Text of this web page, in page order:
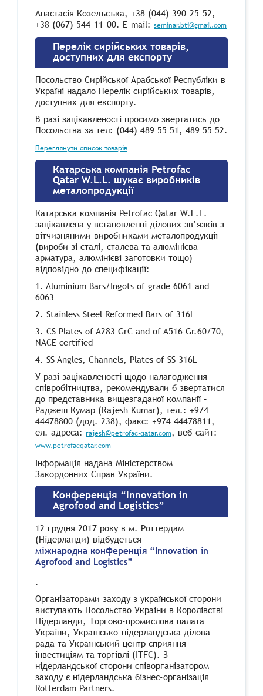
Анастасія Козелъсъка, +38 (044) 390-25-52,
+38 (067) 544-11-00. E-mail: seminar.bti@gmail.com
Перелік сирійських товарів,
доступних для експорту
Посольство Сирійської Арабської Республіки в
Україні надало Перелік сирійських товарів,
доступних для експорту.
В разі зацікавленості просимо звертатись до
Посольства за тел: (044) 489 55 51, 489 55 52.
Переглянути список товарів
Катарська компанія Petrofac
Qatar W.L.L. шукає виробників
металопродукції
Катарська компанія Petrofac Qatar W.L.L.
зацікавлена у встановленні ділових зв’язків з
вітчизняними виробниками металопродукції
(вироби зі сталі, сталева та алюмінієва
арматура, алюмінієві заготовки тощо)
відповідно до специфікації:
1. Aluminium Bars/Ingots of grade 6061 and
6063
2. Stainless Steel Reformed Bars of 316L
3. CS Plates of A283 GrC and of A516 Gr.60/70,
NACE certified
4. SS Angles, Channels, Plates of SS 316L
У разі зацікавленості щодо налагодження
співробітництва, рекомендували б звертатися
до представника вищезгаданої компанії –
Раджеш Кумар (Rajesh Kumar), тел.: +974
44478800 (дод. 238), факс: +974 44478811,
ел. адреса: rajesh@petrofac-qatar.com, веб-сайт:
www.petrofacqatar.com
Інформація надана Міністерством
Закордонних Справ України.
Конференція “Innovation in
Agrofood and Logistics”
12 грудня 2017 року в м. Роттердам
(Нiдерланди) відбудеться
міжнародна конференція “Innovation in
Agrofood and Logistics”
.
Організаторами заходу з української сторони
виступають Посольство Украiни в Королiвствi
Нiдерланди, Торгово-промислова палата
Украiни, Українсько-нiдерландська дiлова
рада та Український центр сприяння
iнвестицiям та торгiвлi (ITFC). З
нiдерландської сторони спiворганiзатором
заходу є нiдерландська бiзнес-органiзацiя
Rotterdam Partners.